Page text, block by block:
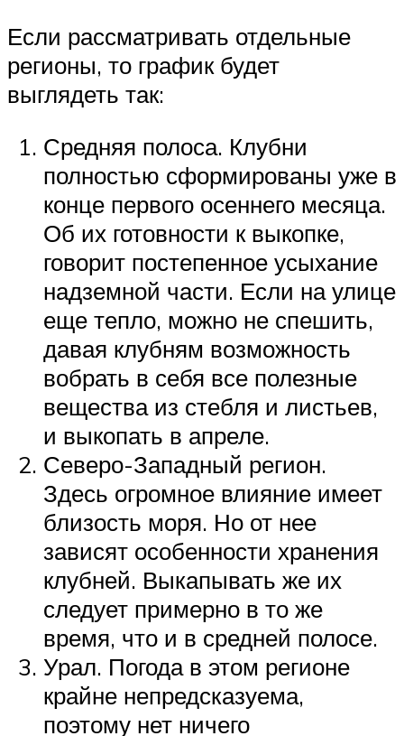
Если рассматривать отдельные
регионы, то график будет
выглядеть так:
Средняя полоса. Клубни
полностью сформированы уже в
конце первого осеннего месяца.
Об их готовности к выкопке,
говорит постепенное усыхание
надземной части. Если на улице
еще тепло, можно не спешить,
давая клубням возможность
вобрать в себя все полезные
вещества из стебля и листьев,
и выкопать в апреле.
Северо-Западный регион.
Здесь огромное влияние имеет
близость моря. Но от нее
зависят особенности хранения
клубней. Выкапывать же их
следует примерно в то же
время, что и в средней полосе.
Урал. Погода в этом регионе
крайне непредсказуема,
поэтому нет ничего